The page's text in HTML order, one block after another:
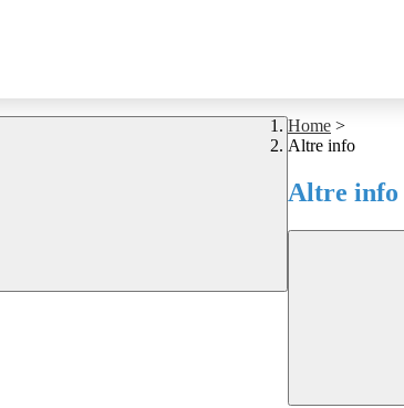
Home >
Altre info
Altre info